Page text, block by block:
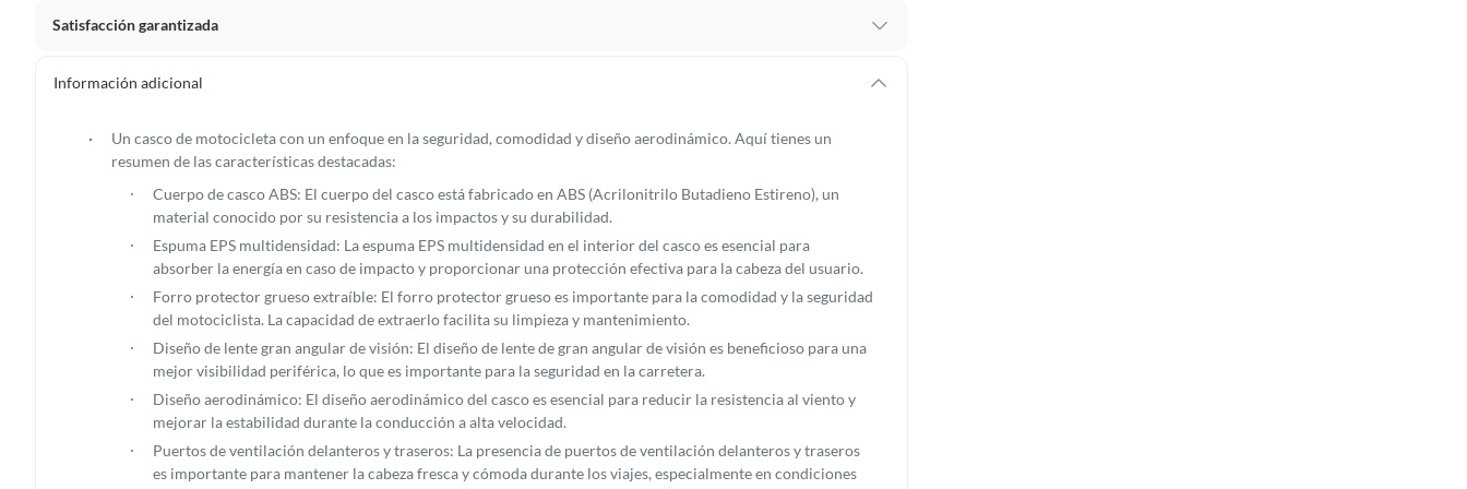
Satisfacción garantizada
pueden devolver ni cambiar. Conoce cuáles son:
Productos vendidos porFalabella, Tottus y otros vendedores tienen:
48 horas: cemento, mezclas de hormigón, morteros, yeso y otros productos para asfalto, hormigón, albañilería.
Productos vendidos porSodimac tienen:
48 horas: cemento, mezclas de hormigón, morteros, yeso y otros productos para asfalto.
7 días: productos eléctricos o a combustión, electrodomésticos, tecnología, línea blanca, colchones, muebles, bicicletas y
No se pueden devolver o cambiar bajo cambio de opinión
Productos de compra internacional.
Productos comprados en Outlet Atocongo.
Productos perecibles como alimentos, bebidas, medicamentos, suplementos alimenticios, vitaminas.
Información adicional
Un casco de motocicleta con un enfoque en la seguridad, comodidad y diseño aerodinámico. Aquí tienes un
resumen de las características destacadas:
Cuerpo de casco ABS: El cuerpo del casco está fabricado en ABS (Acrilonitrilo Butadieno Estireno), un
material conocido por su resistencia a los impactos y su durabilidad.
Espuma EPS multidensidad: La espuma EPS multidensidad en el interior del casco es esencial para
absorber la energía en caso de impacto y proporcionar una protección efectiva para la cabeza del usuario.
Forro protector grueso extraíble: El forro protector grueso es importante para la comodidad y la seguridad
del motociclista. La capacidad de extraerlo facilita su limpieza y mantenimiento.
Diseño de lente gran angular de visión: El diseño de lente de gran angular de visión es beneficioso para una
mejor visibilidad periférica, lo que es importante para la seguridad en la carretera.
Diseño aerodinámico: El diseño aerodinámico del casco es esencial para reducir la resistencia al viento y
mejorar la estabilidad durante la conducción a alta velocidad.
Puertos de ventilación delanteros y traseros: La presencia de puertos de ventilación delanteros y traseros
es importante para mantener la cabeza fresca y cómoda durante los viajes, especialmente en condiciones